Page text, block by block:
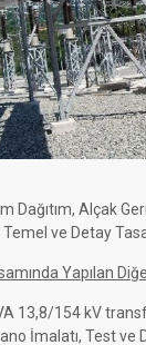
Dağıtım, Alçak
Temel ve Detay
Yapılan
13,8/154 kV
İmalatı, Test ve